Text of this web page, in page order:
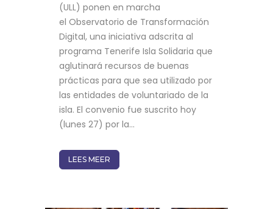
(ULL) ponen en marcha
el Observatorio de Transformación
Digital, una iniciativa adscrita al
programa Tenerife Isla Solidaria que
aglutinará recursos de buenas
prácticas para que sea utilizado por
las entidades de voluntariado de la
isla. El convenio fue suscrito hoy
(lunes 27) por la...
LEES MEER